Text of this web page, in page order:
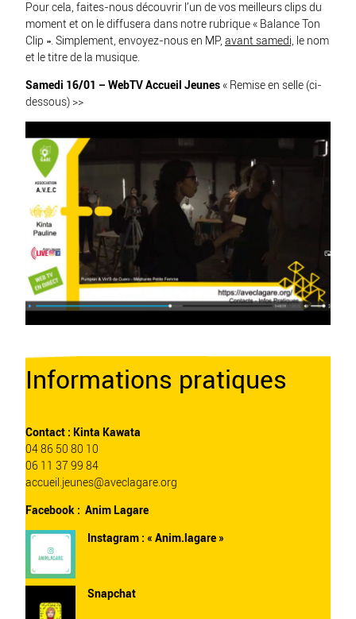
Pour cela, faites-nous découvrir l’un de vos meilleurs clips du
moment et on le diffusera dans notre rubrique « Balance Ton
Clip ». Simplement, envoyez-nous en MP, avant samedi, le nom
et le titre de la musique.
Samedi 16/01 – WebTV Accueil Jeunes« Remise en selle (ci-
dessous) >>
Informations pratiques
Contact : Kinta Kawata
04 86 50 80 10
06 11 37 99 84
accueil.jeunes@aveclagare.org
Facebook : Anim Lagare
Instagram : « Anim.lagare »
Snapchat